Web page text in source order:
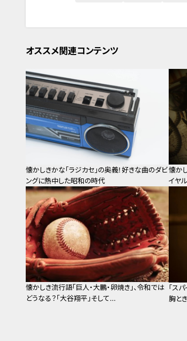
オススメ関連コンテンツ
懐かしきかな「ラジカセ」の奥義！好きな曲のダビ
ングに熱中した昭和の時代
懐か
イヤ
懐かしき流行語「巨人・大鵬・卵焼き」、令和では
どうなる？「大谷翔平」そして...
「ス
胸と